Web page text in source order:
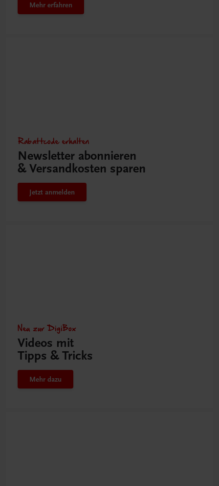
Mehr erfahren
Rabattcode erhalten
Newsletter abonnieren
& Versandkosten sparen
Jetzt anmelden
Neu zur DigiBox
Videos mit
Tipps & Tricks
Mehr dazu